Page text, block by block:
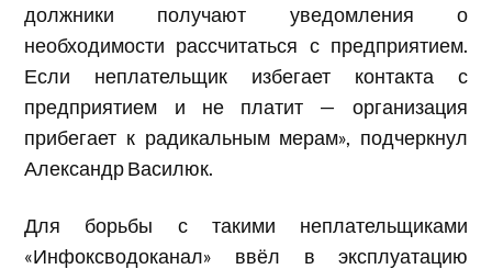
должники получают уведомления о
необходимости рассчитаться с предприятием.
Если неплательщик избегает контакта с
предприятием и не платит — организация
прибегает к радикальным мерам», подчеркнул
Александр Василюк.
Для борьбы с такими неплательщиками
«Инфоксводоканал» ввёл в эксплуатацию